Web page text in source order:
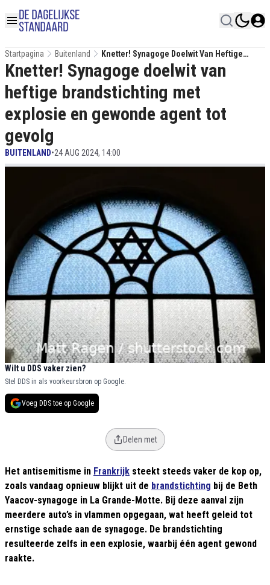
Startpagina Buitenland
Knetter! Synagoge Doelwit Van Heftige
Brandstichting Met Explosie En Gewonde
Agent Tot Gevolg
Knetter! Synagoge doelwit van
heftige brandstichting met
explosie en gewonde agent tot
gevolg
BUITENLAND•24 AUG 2024, 14:00
Wilt u DDS vaker zien?
Stel DDS in als voorkeursbron op Google.
Voeg DDS toe op Google
Delen met
Het antisemitisme in Frankrijk steekt steeds vaker de kop op,
zoals vandaag opnieuw blijkt uit de brandstichting bij de Beth
Yaacov-synagoge in La Grande-Motte. Bij deze aanval zijn
meerdere auto’s in vlammen opgegaan, wat heeft geleid tot
ernstige schade aan de synagoge. De brandstichting
resulteerde zelfs in een explosie, waarbij één agent gewond
raakte.